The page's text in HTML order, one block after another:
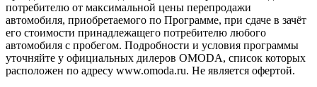
потребителю от максимальной цены перепродажи
автомобиля, приобретаемого по Программе, при сдаче в зачёт
его стоимости принадлежащего потребителю любого
автомобиля с пробегом. Подробности и условия программы
уточняйте у официальных дилеров OMODA, список которых
расположен по адресу www.omoda.ru. Не является офертой.